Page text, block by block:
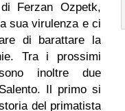
Ferzan Ozpetk,
sua virulenza e ci
di barattare la
Tra i prossimi
inoltre due
Il primo si
del primatista